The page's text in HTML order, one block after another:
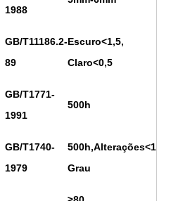
1988
GB/T11186.2-
89
Escuro<1,5,
Claro<0,5
GB/T1771-
1991
500h
GB/T1740-
1979
500h,Alterações<1
Grau